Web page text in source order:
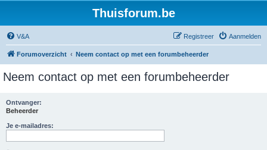
Thuisforum.be
V&A Aanmelden
Registreer
Forumoverzicht Neem contact op met een forumbeheerder
Neem contact op met een forumbeheerder
Ontvanger:
Beheerder
Je e-mailadres: